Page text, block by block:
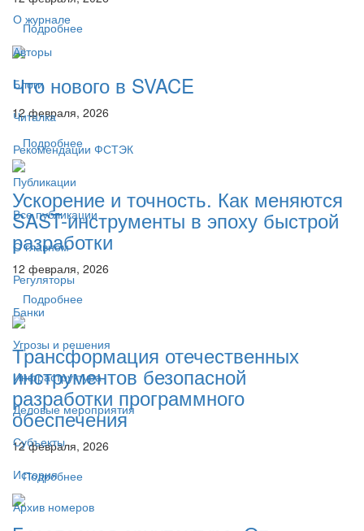
О журнале
Авторы
Блоги
Читалка
Рекомендации ФСТЭК
Публикации
Все публикации
О главном
Регуляторы
Банки
Угрозы и решения
Инфраструктура
Деловые мероприятия
Субъекты
История
Архив номеров
Подробнее
Что нового в SVACE
12 февраля, 2026
Подробнее
Ускорение и точность. Как меняются
SAST-инструменты в эпоху быстрой
разработки
12 февраля, 2026
Подробнее
Трансформация отечественных
инструментов безопасной
разработки программного
обеспечения
12 февраля, 2026
Подробнее